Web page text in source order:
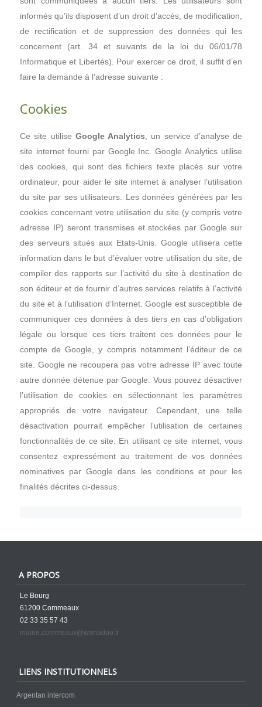
informés qu’ils disposent d’un droit d’accès, de modification,
de rectification et de suppression des données qui les
concernent (art. 34 et suivants de la loi du 06/01/78
Informatique et Libertés). Pour exercer ce droit, il suffit d’en
faire la demande à l’adresse suivante :
Cookies
Ce site utilise Google Analytics , un service d’analyse de
site internet fourni par Google Inc. Google Analytics utilise
des cookies, qui sont des fichiers texte placés sur votre
ordinateur, pour aider le site internet à analyser l’utilisation
du site par ses utilisateurs. Les données générées par les
cookies concernant votre utilisation du site (y compris votre
adresse IP) seront transmises et stockées par Google sur
des serveurs situés aux Etats-Unis. Google utilisera cette
information dans le but d’évaluer votre utilisation du site, de
compiler des rapports sur l’activité du site à destination de
son éditeur et de fournir d’autres services relatifs à l’activité
du site et à l’utilisation d’Internet. Google est susceptible de
communiquer ces données à des tiers en cas d’obligation
légale ou lorsque ces tiers traitent ces données pour le
compte de Google, y compris notamment l’éditeur de ce
site. Google ne recoupera pas votre adresse IP avec toute
autre donnée détenue par Google. Vous pouvez désactiver
l’utilisation de cookies en sélectionnant les paramètres
appropriés de votre navigateur. Cependant, une telle
désactivation pourrait empêcher l’utilisation de certaines
fonctionnalités de ce site. En utilisant ce site internet, vous
consentez expressément au traitement de vos données
nominatives par Google dans les conditions et pour les
finalités décrites ci-dessus.
A PROPOS
Le Bourg
61200 Commeaux
02 33 35 57 43
mairie.commeaux@wanadoo.fr
LIENS INSTITUTIONNELS
Argentan intercom